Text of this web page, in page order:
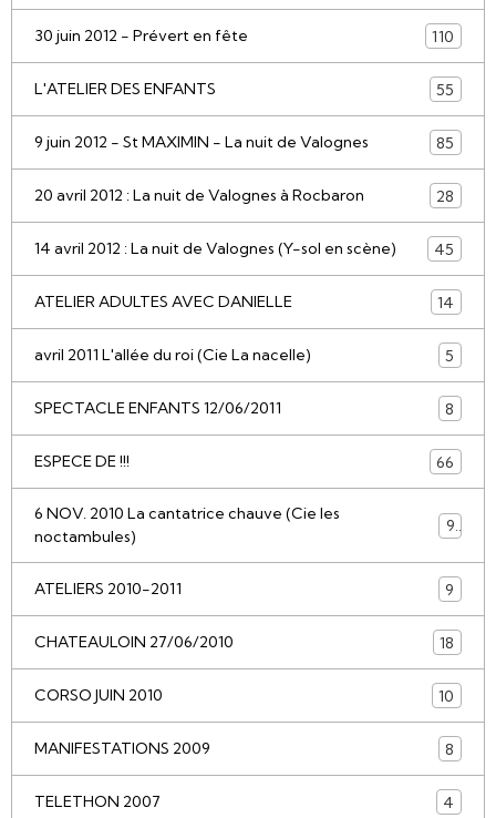
30 juin 2012 - Prévert en fête 110
L'ATELIER DES ENFANTS 55
9 juin 2012 - St MAXIMIN - La nuit de Valognes 85
20 avril 2012 : La nuit de Valognes à Rocbaron 28
14 avril 2012 : La nuit de Valognes (Y-sol en scène) 45
ATELIER ADULTES AVEC DANIELLE 14
avril 2011 L'allée du roi (Cie La nacelle) 5
SPECTACLE ENFANTS 12/06/2011 8
ESPECE DE !!! 66
6 NOV. 2010 La cantatrice chauve (Cie les
noctambules)
9
ATELIERS 2010-2011 9
CHATEAULOIN 27/06/2010 18
CORSO JUIN 2010 10
MANIFESTATIONS 2009 8
TELETHON 2007 4